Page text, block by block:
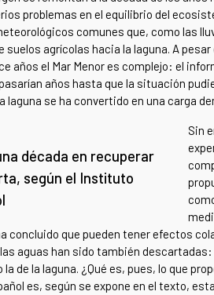
problemas en el equilibrio del
comunes que, como las
agrícolas hacia la laguna. A
años el Mar Menor es complejo: el
años hasta que la situación
se ha convertido en una carga
década en recuperar
según el Instituto
Sin
concluido que pueden tener efectos
aguas han sido también
de la laguna. ¿Qué es, pues, lo que
es, según se expone en el texto,